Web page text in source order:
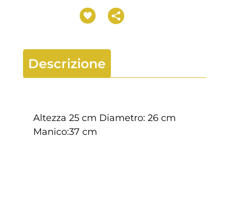
Descrizione
Altezza 25 cm Diametro: 26 cm
Manico:37 cm